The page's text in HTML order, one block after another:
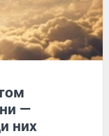
—
них